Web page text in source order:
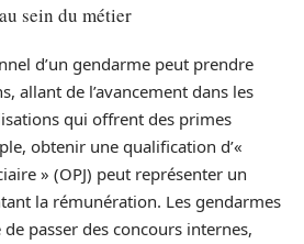
sein du métier
d’un gendarme peut prendre
allant de l’avancement dans les
qui offrent des primes
obtenir une qualification d’«
» (OPJ) peut représenter un
la rémunération. Les gendarmes
passer des concours internes,